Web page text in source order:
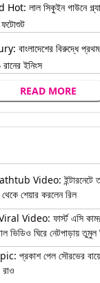
সিকুইন গাউনে
ফটোশুট
বিরুদ্ধে প্রথম
ইনিংস
READ MORE
Video: ইন্টারনেটে
থেকে শেয়ার করলেন রিল
ফার্স্ট এসি
ভিডিও ঘিরে নেটপাড়ায় তুমুল
পেল সৌরভের